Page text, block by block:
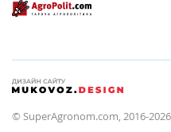
© SuperAgronom.com, 2016-